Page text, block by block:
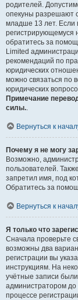
родителей.
опекуны разрешают
младше 13 лет. Если
регистрирующемуся
обратитесь за
Limited
рекомендаций по
юридических
можно связаться по
юридических
Примечание
силы..
Вернуться к
Почему я не могу
Возможно,
пользователей.
запретил имя, под
Обратитесь за
Вернуться к
Я только что
Сначала проверьте
возможны два
регистрации вы
инструкциям. На
учётные записи
администратором
процессе